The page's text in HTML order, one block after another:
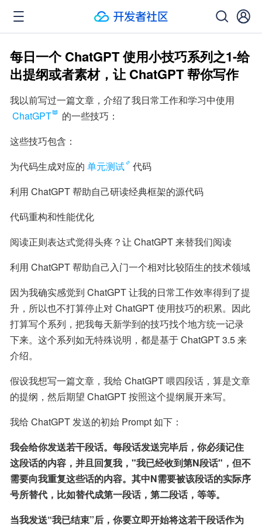
每日一个 ChatGPT 使用小技巧系列之1-给
出提纲或者素材，让 ChatGPT 帮你写作
ChatGPT
的一些技巧：
这些技巧包含：
为代码生成对应的 单元测试
代码
利用 ChatGPT 帮助自己研读经典框架的源代码
代码重构和性能优化
阅读正则表达式觉得头疼？让 ChatGPT 来替我们阅读
利用 ChatGPT 帮助自己入门一个相对比较陌生的技术领域
因为我确实感觉到 ChatGPT 让我的日常工作效率得到了提
升，所以也不打算停止对 ChatGPT 使用技巧的积累。因此
打算写个系列，把我每天新学到的技巧找个地方统一记录
下来。这个系列如无特殊说明，都是基于 ChatGPT 3.5 来
介绍。
假设我想写一篇文章，我给 ChatGPT 喂四段话，算是文章
的提纲，然后期望 ChatGPT 按照这个提纲展开来写。
我给 ChatGPT 发送的初始 Prompt 如下：
我会给你发送若干段话。每段话发送完毕后，你必须记住
这段话的内容，并且回复我，"我已经收到第N段话"，但不
需要向我重复这些话的内容。其中N需要被该段话的实际序
号所替代，比如替代成第一段话，第二段话，等等。
当我发送“我已结束”后，你要立即开始将这若干段话作为